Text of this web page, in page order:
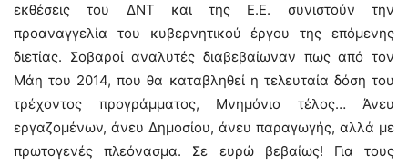
εκθέσεις του ΔΝΤ και της Ε.Ε. συνιστούν την
προαναγγελία του κυβερνητικού έργου της επόμενης
διετίας. Σοβαροί αναλυτές διαβεβαίωναν πως από τον
Μάη του 2014, που θα καταβληθεί η τελευταία δόση του
τρέχοντος προγράμματος, Μνημόνιο τέλος… Άνευ
εργαζομένων, άνευ Δημοσίου, άνευ παραγωγής, αλλά με
πρωτογενές πλεόνασμα. Σε ευρώ βεβαίως! Για τους